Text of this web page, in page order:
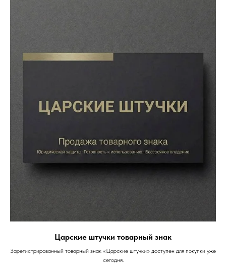
Царские штучки товарный знак
Зарегистрированный товарный знак «Царские штучки» доступен для покупки уже
сегодня.